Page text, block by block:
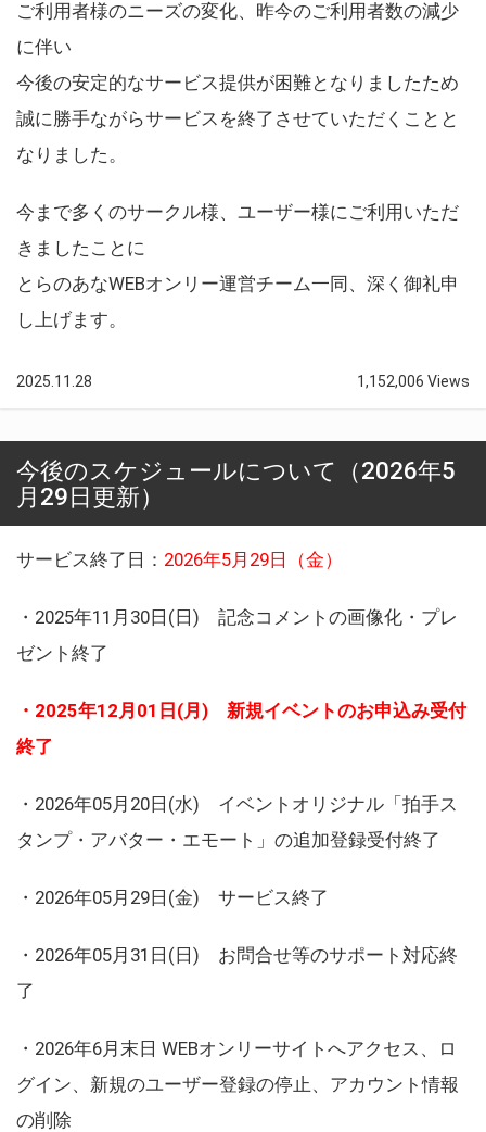
ご利用者様のニーズの変化、昨今のご利用者数の減少
に伴い
今後の安定的なサービス提供が困難となりましたため
誠に勝手ながらサービスを終了させていただくことと
なりました。
今まで多くのサークル様、ユーザー様にご利用いただ
きましたことに
とらのあなWEBオンリー運営チーム一同、深く御礼申
し上げます。
2025.11.28 1,152,006 Views
今後のスケジュールについて（2026年5
月29日更新）
サービス終了日： 2026年5月29日（金）
・2025年11月30日(日) 記念コメントの画像化・プレ
ゼント終了
・2025年12月01日(月) 新規イベントのお申込み受付
終了
・2026年05月20日(水) イベントオリジナル「拍手ス
タンプ・アバター・エモート」の追加登録受付終了
・2026年05月29日(金) サービス終了
・2026年05月31日(日) お問合せ等のサポート対応終
了
・2026年6月末日 WEBオンリーサイトへアクセス、ロ
グイン、新規のユーザー登録の停止、アカウント情報
の削除